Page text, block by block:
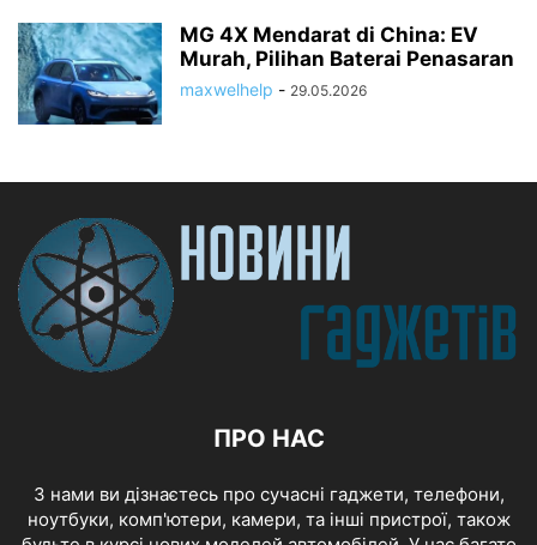
MG 4X Mendarat di China: EV
Murah, Pilihan Baterai Penasaran
maxwelhelp - 29.05.2026
ПРО НАС
З нами ви дізнаєтесь про сучасні гаджети, телефони,
ноутбуки, комп'ютери, камери, та інші пристрої, також